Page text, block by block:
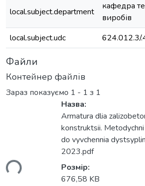
local.subject.department
кафедра
виробів
local.subject.udc
624.012.3/
Файли
Контейнер файлів
Зараз показуємо 1 - 1 з 1
Назва:
Armatura dlia
konstruktsii.
do vyvchennia
2023.pdf
Розмір:
676,58 KB